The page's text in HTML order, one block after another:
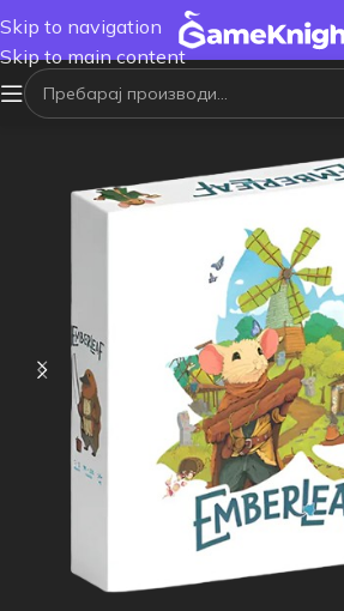
Skip to navigation
Skip to main content